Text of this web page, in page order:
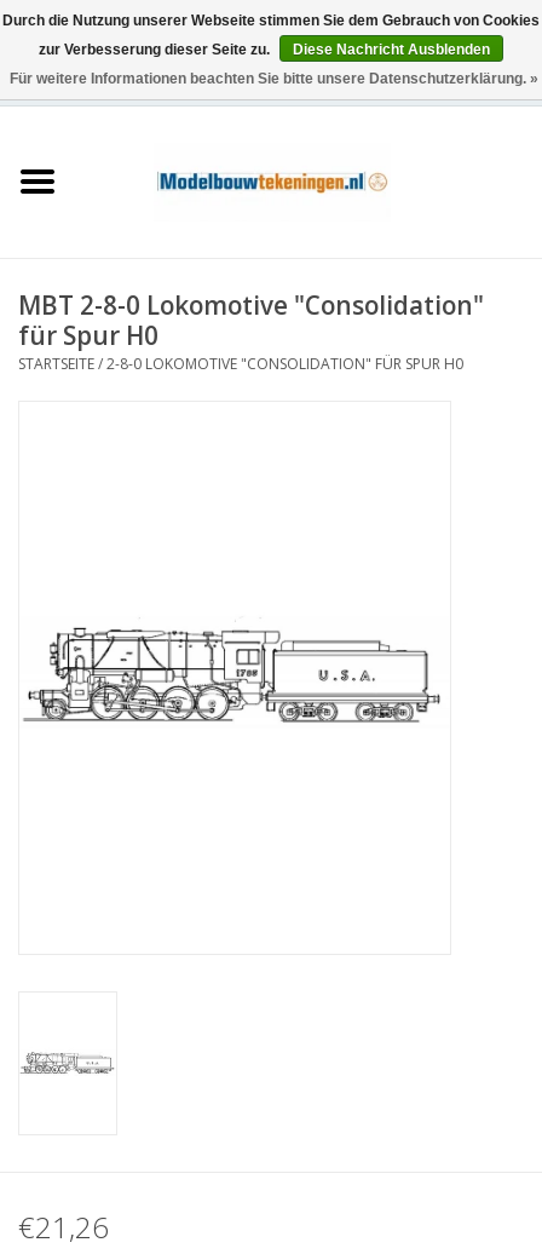
0 Artikel - €0,00
Schiffe
Holzbau
Neue Zeichnungen
NEUE ZEITSCHRIFTEN
MBT 2-8-0 Lokomotive "Consolidation"
für Spur H0
STARTSEITE/2-8-0 LOKOMOTIVE "CONSOLIDATION" FÜR SPUR H0
€21,26
Durch die Nutzung unserer Webseite stimmen Sie dem Gebrauch von Cookies
zur Verbesserung dieser Seite zu.
Diese Nachricht Ausblenden
Für weitere Informationen beachten Sie bitte unsere Datenschutzerklärung. »